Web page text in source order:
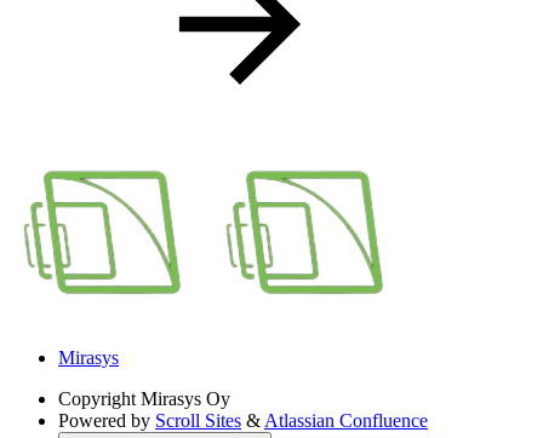
Mirasys
Copyright Mirasys Oy
Powered by Scroll Sites & Atlassian Confluence